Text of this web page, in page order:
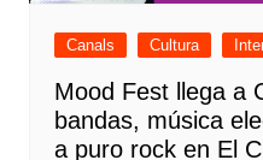
Canals Cultura
Mood Fest llega a
bandas, música
a puro rock en El